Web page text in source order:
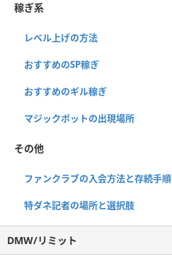
稼ぎ系
レベル上げの方法
おすすめのSP稼ぎ
おすすめのギル稼ぎ
マジックポットの出現場所
その他
ファンクラブの入会方法と存続手順
特ダネ記者の場所と選択肢
DMW/リミット